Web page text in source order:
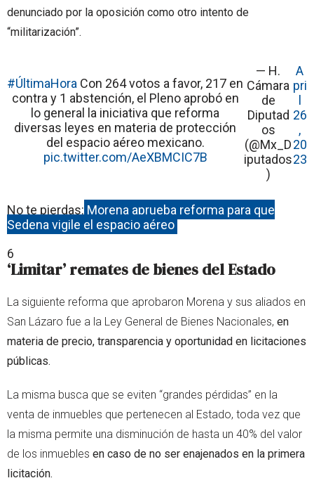
denunciado por la oposición como otro intento de
“militarización”.
#ÚltimaHora Con 264 votos a favor, 217 en
contra y 1 abstención, el Pleno aprobó en
lo general la iniciativa que reforma
diversas leyes en materia de protección
del espacio aéreo mexicano.
pic.twitter.com/AeXBMCIC7B
— H.
Cámara
de
Diputad
os
(@Mx_D
iputados
)
A
pri
l
26
,
20
23
No te pierdas: Morena aprueba reforma para que
Sedena vigile el espacio aéreo
6
‘Limitar’ remates de bienes del Estado
La siguiente reforma que aprobaron Morena y sus aliados en
San Lázaro fue a la Ley General de Bienes Nacionales, en
materia de precio, transparencia y oportunidad en licitaciones
públicas.
La misma busca que se eviten “grandes pérdidas” en la
venta de inmuebles que pertenecen al Estado, toda vez que
la misma permite una disminución de hasta un 40% del valor
de los inmuebles en caso de no ser enajenados en la primera
licitación.